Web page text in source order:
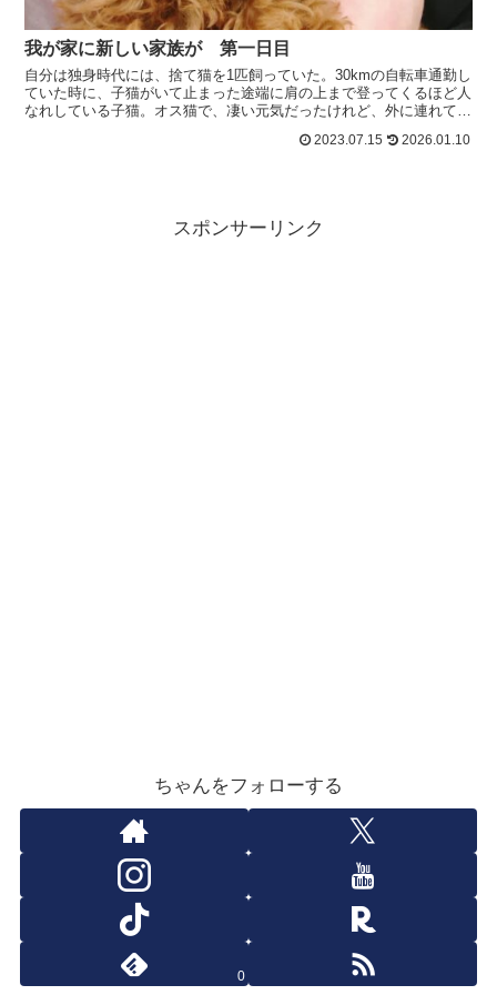
我が家に新しい家族が 第一日目
自分は独身時代には、捨て猫を1匹飼っていた。30kmの自転車通勤し
ていた時に、子猫がいて止まった途端に肩の上まで登ってくるほど人
なれしている子猫。オス猫で、凄い元気だったけれど、外に連れて行
2023.07.15 2026.01.10
スポンサーリンク
ちゃんをフォローする
0